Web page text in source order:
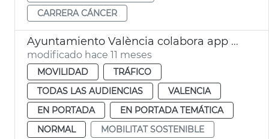
CARRERA CÁNCER
Ayuntamiento València colabora app Waze seguridad vial colegios
modificado hace 11 meses
MOVILIDAD
TRÁFICO
TODAS LAS AUDIENCIAS
VALENCIA
EN PORTADA
EN PORTADA TEMÁTICA
NORMAL
MOBILITAT SOSTENIBLE